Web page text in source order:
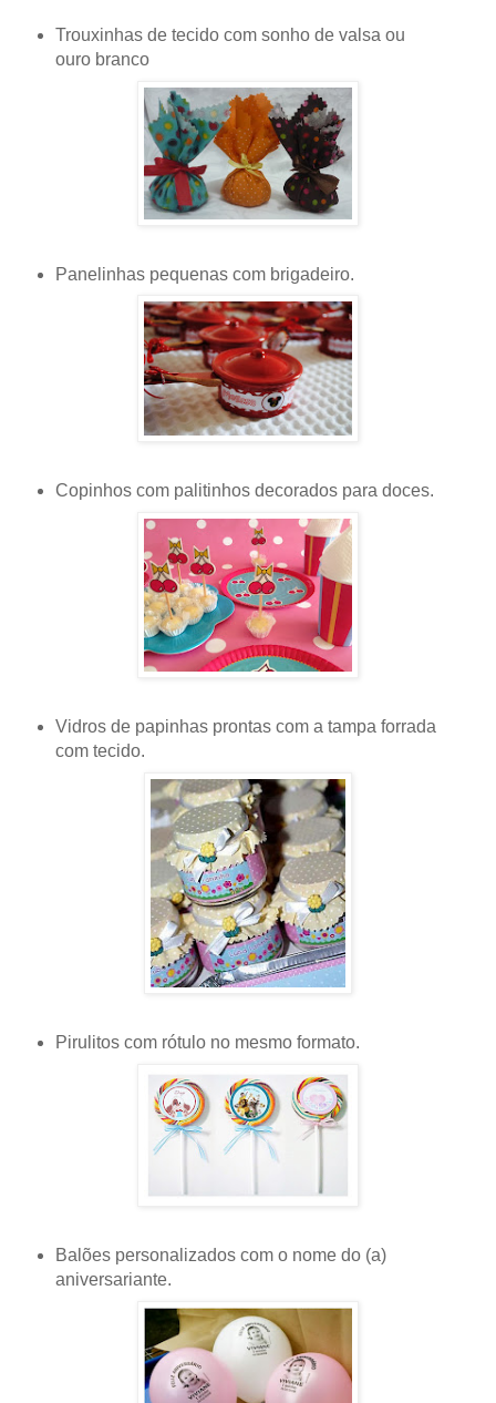
Trouxinhas de tecido com sonho de valsa ou
ouro branco
Panelinhas pequenas com brigadeiro.
Copinhos com palitinhos decorados para doces.
Vidros de papinhas prontas com a tampa forrada
com tecido.
Pirulitos com rótulo no mesmo formato.
Balões personalizados com o nome do (a)
aniversariante.